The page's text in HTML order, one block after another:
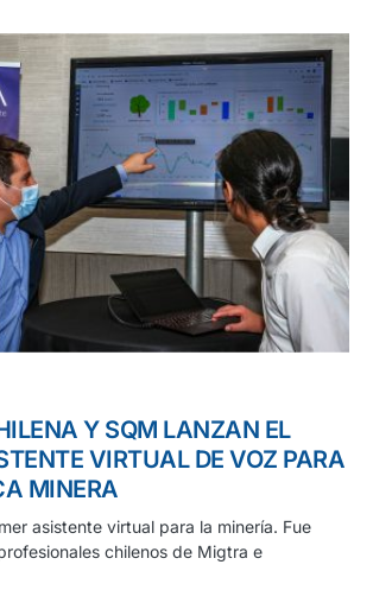
Y SQM LANZAN EL
VIRTUAL DE VOZ PARA
MINERA
asistente virtual para la minería. Fue
chilenos de Migtra e